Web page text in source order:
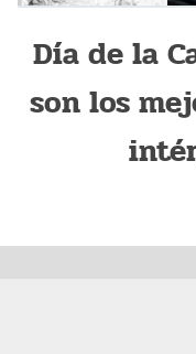
Día de la
son los